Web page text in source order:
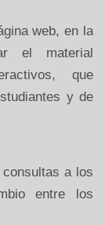
web, en la
el material
que
y de
a los
entre los